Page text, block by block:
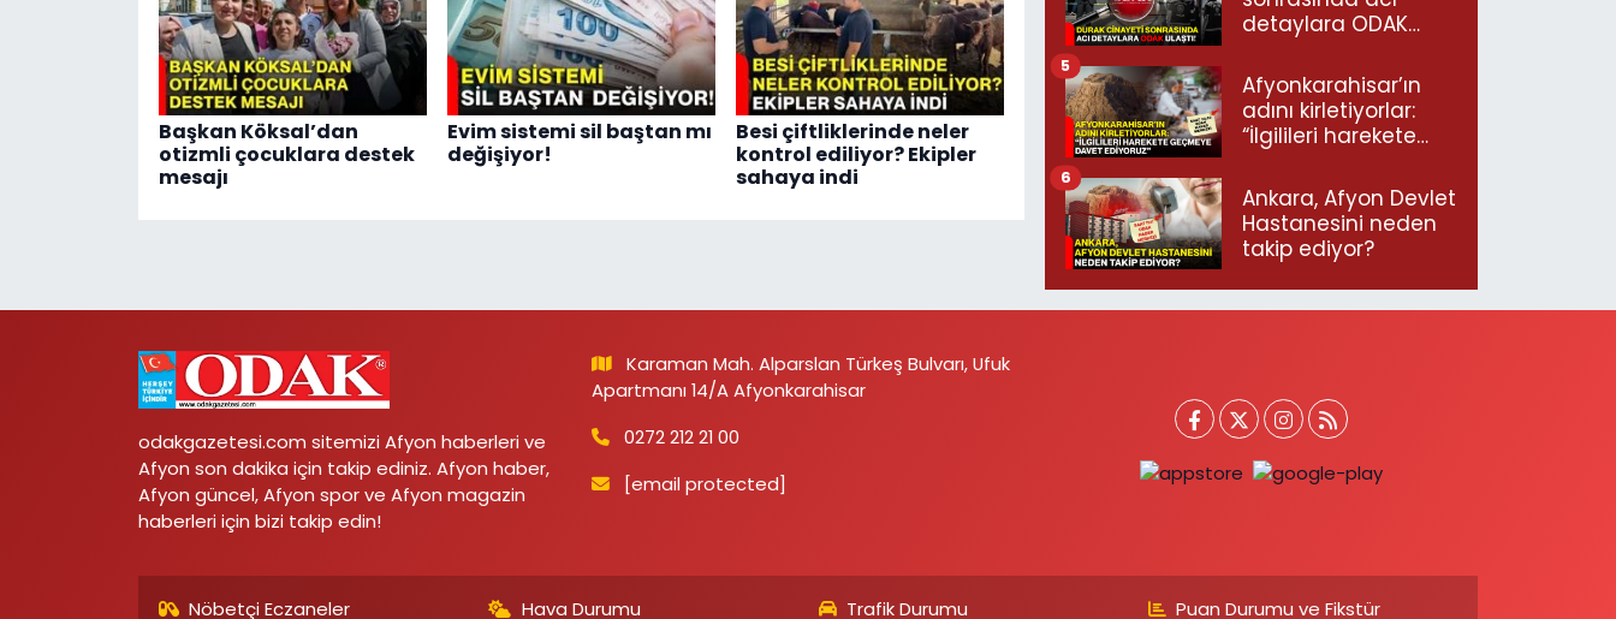
Başkan Köksal’dan
otizmli çocuklara destek
mesajı
Evim sistemi sil baştan mı
değişiyor!
Besi çiftliklerinde neler
kontrol ediliyor? Ekipler
sahaya indi
detaylara ODAK
Afyonkarahisar’ın
adını kirletiyorlar:
“İlgilileri harekete
ediyoruz”
5
Ankara, Afyon Devlet
Hastanesini neden
takip ediyor?
6
odakgazetesi.com sitemizi Afyon haberleri ve
Afyon son dakika için takip ediniz. Afyon haber,
Afyon güncel, Afyon spor ve Afyon magazin
haberleri için bizi takip edin!
Karaman Mah. Alparslan Türkeş Bulvarı, Ufuk
Apartmanı 14/A Afyonkarahisar
0272 212 21 00
[email protected]
Nöbetçi Eczaneler Hava Durumu Trafik Durumu Puan Durumu ve Fikstür